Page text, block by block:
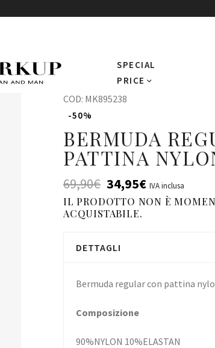
SPECIAL
PRICE
COD: MK895238
-50%
BERMUDA
PATTINA
69,90€ 34,95€ IVA inclusa
IL PRODOTTO NON È
ACQUISTABILE.
DETTAGLI
Bermuda regular con pattina
Composizione
90%NYLON 10%ELASTAN